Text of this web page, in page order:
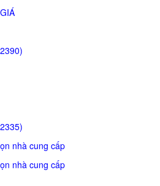
nhà cung cấp
nhà cung cấp